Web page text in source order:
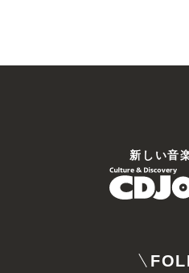
新しい⾳